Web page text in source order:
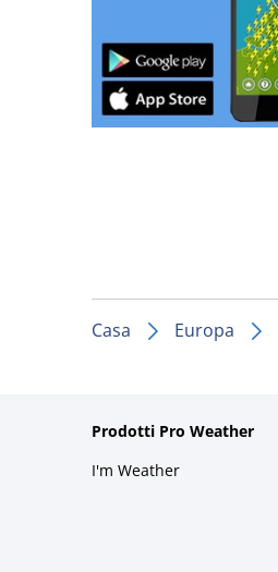
Casa Europa
Prodotti Pro Weather
I'm Weather